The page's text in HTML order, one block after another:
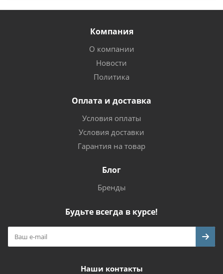
Компания
О компании
Новости
Политика
Оплата и доставка
Условия оплаты
Условия доставки
Гарантия на товар
Блог
Бренды
Будьте всегда в курсе!
Наши контакты